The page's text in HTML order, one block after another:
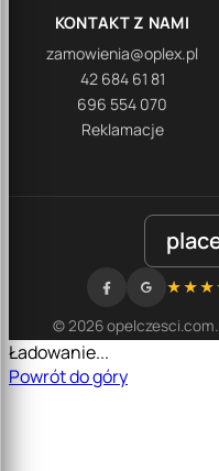
KONTAKT Z NAMI
zamowienia@oplex.pl
42 684 61 81
696 554 070
Reklamacje
© 2026
Ładowanie...
Powrót do góry